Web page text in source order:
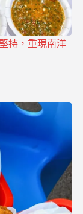
持，重現南洋